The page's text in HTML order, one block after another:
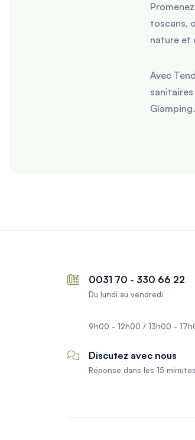
toscans,
nature et
Avec
Glamping.
0031 70 - 330 66 22
Du lundi au vendredi
9h00 - 12h00 / 13h00 -
Discutez avec nous
Réponse dans les 15 minutes